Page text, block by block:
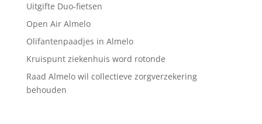
Uitgifte Duo-fietsen
Open Air Almelo
Olifantenpaadjes in Almelo
Kruispunt ziekenhuis word rotonde
Raad Almelo wil collectieve zorgverzekering
behouden